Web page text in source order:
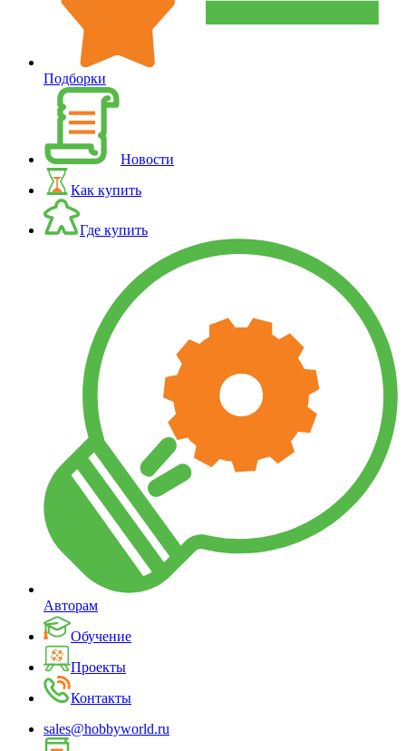
Подборки
Новости
Как купить
Где купить
Авторам
Обучение
Проекты
Контакты
sales@hobbyworld.ru